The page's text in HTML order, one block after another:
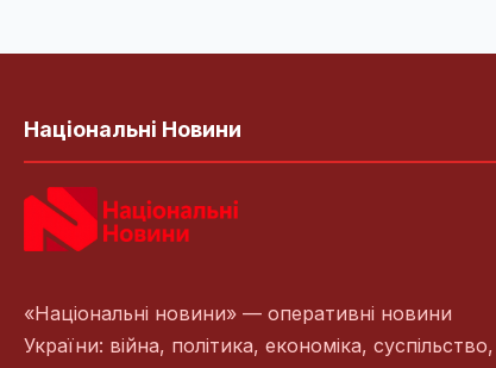
Національні Новини
«Національні новини» — оперативні новини
України: війна, політика, економіка, суспільство,